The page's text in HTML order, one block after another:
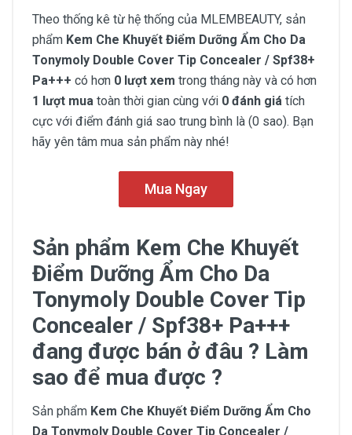
Theo thống kê từ hệ thống của MLEMBEAUTY, sản
phẩm Kem Che Khuyết Điểm Dưỡng Ẩm Cho Da
Tonymoly Double Cover Tip Concealer / Spf38+
Pa+++ có hơn 0 lượt xem trong tháng này và có hơn
1 lượt mua toàn thời gian cùng với 0 đánh giá tích
cực với điểm đánh giá sao trung bình là (0 sao). Bạn
hãy yên tâm mua sản phẩm này nhé!
Mua Ngay
Sản phẩm Kem Che Khuyết
Điểm Dưỡng Ẩm Cho Da
Tonymoly Double Cover Tip
Concealer / Spf38+ Pa+++
đang được bán ở đâu ? Làm
sao để mua được ?
Sản phẩm Kem Che Khuyết Điểm Dưỡng Ẩm Cho
Da Tonymoly Double Cover Tip Concealer /